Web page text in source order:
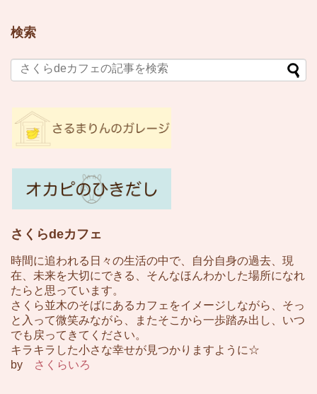
検索
さくらdeカフェ
時間に追われる日々の生活の中で、自分自身の過去、現
在、未来を大切にできる、そんなほんわかした場所になれ
たらと思っています。
さくら並木のそばにあるカフェをイメージしながら、そっ
と入って微笑みながら、またそこから一歩踏み出し、いつ
でも戻ってきてください。
キラキラした小さな幸せが見つかりますように☆
by
さくらいろ